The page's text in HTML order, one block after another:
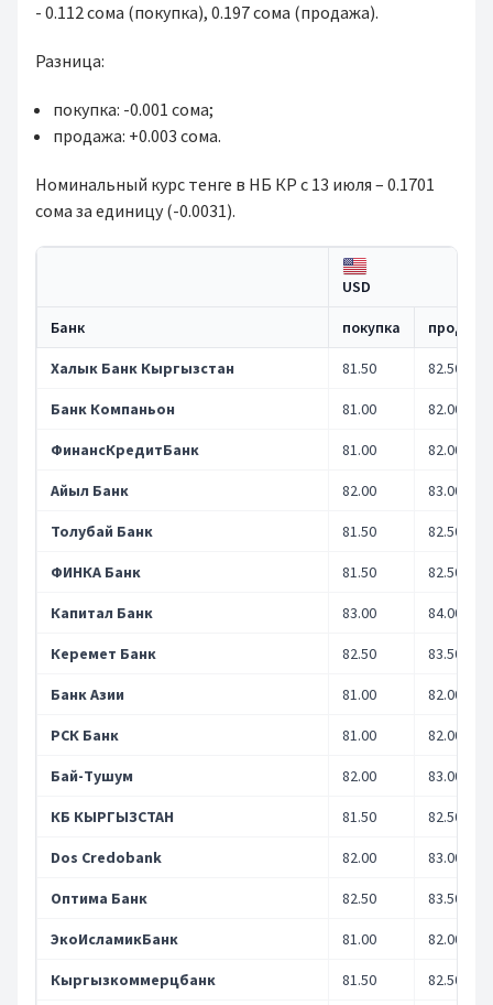
- 0.112 сома (покупка), 0.197 сома (продажа).
Разница:
покупка: -0.001 сома;
продажа: +0.003 сома.
Номинальный курс тенге в НБ КР с 13 июля – 0.1701
сома за единицу (-0.0031).
USD
Банк покупка продажа
Халык Банк Кыргызстан 81.50 82.50
Банк Компаньон 81.00 82.00
ФинансКредитБанк 81.00 82.00
Айыл Банк 82.00 83.00
Толубай Банк 81.50 82.50
ФИНКА Банк 81.50 82.50
Капитал Банк 83.00 84.00
Керемет Банк 82.50 83.50
Банк Азии 81.00 82.00
РСК Банк 81.00 82.00
Бай-Тушум 82.00 83.00
КБ КЫРГЫЗСТАН 81.50 82.50
Dos Credobank 82.00 83.00
Оптима Банк 82.50 83.50
ЭкоИсламикБанк 81.00 82.00
Кыргызкоммерцбанк 81.50 82.50